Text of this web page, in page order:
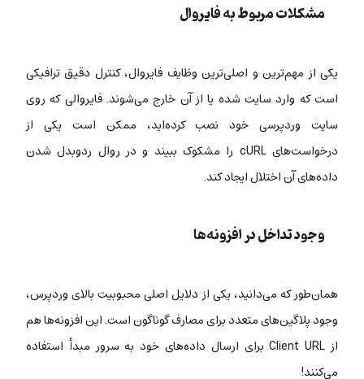
مشکلات مربوط به فایروال
یکی از مهم‌ترین و اصلی‌ترین وظایف فایروال، کنترل دقیق ترافیکی
است که وارد سایت شده یا از آن خارج می‌شوند. فایروالی که روی
سایت وردپرسی خود نصب کرده‌اید، ممکن است یکی از
درخواست‌های cURL را مشکوک ببیند و در روال ردوبدل شدن
داده‌های آن اختلال ایجاد کند.
وجود تداخل در افزونه‌ها
همان‌طور که می‌دانید، یکی از دلایل اصلی محبوبیت بالای وردپرس،
وجود پلاگین‌های متعدد برای مصارف گوناگون است. این افزونه‌ها هم
از Client URL برای ارسال داده‌های خود به سرور مبدأ استفاده
می‌کنند!